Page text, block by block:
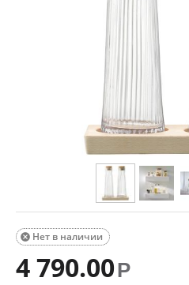
Нет в наличии

4 790.00Р